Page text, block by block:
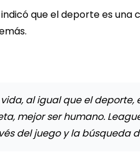
que el deporte es
vida, al igual que el
mejor ser humano.
del juego y la búsqueda